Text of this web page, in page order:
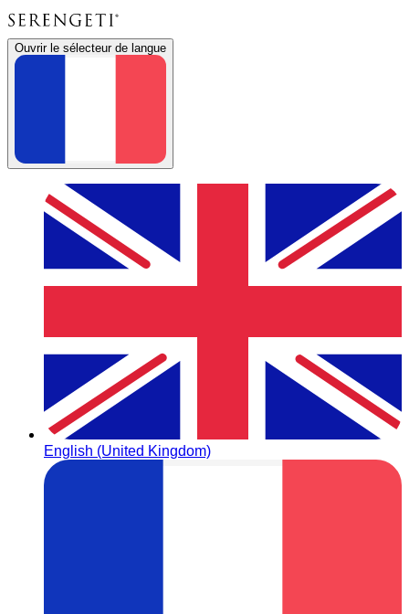
Ouvrir le sélecteur de langue
English (United Kingdom)